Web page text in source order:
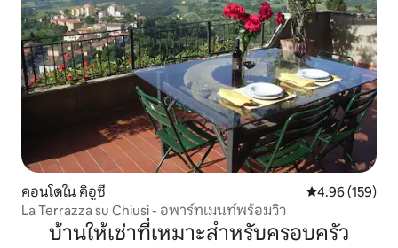
คอนโดใน คิอูซี คะแนนเฉลี่ย
4.96 (159)
La Terrazza su Chiusi - อพาร์ทเมนท์พร้อมวิว
บ้านให้เช่าที่เหมาะสำหรับครอบครัว